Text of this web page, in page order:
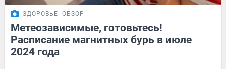
ЗДОРОВЬЕ ОБЗОР
Метеозависимые, готовьтесь!
Расписание магнитных бурь в июле
2024 года